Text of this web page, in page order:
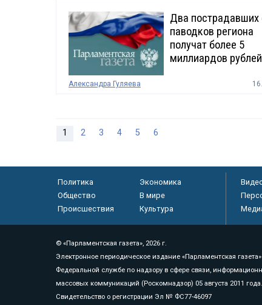
Два пострадавших
паводков региона
получат более 5
миллиардов рублей
Александра Гуляева
1 2 3 4 5 6
Политика
Экономика
Общество
В мире
Происшествия
Культура
© «Парламентская газета», 2026 г.
Электронное периодическое издание «Парламентская
Федеральной службе по надзору в сфере связи,
массовых коммуникаций (Роскомнадзор) 05 августа 2011
Свидетельство о регистрации Эл № ФС77-46097